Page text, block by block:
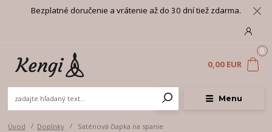
Bezplatné doručenie a vrátenie až do 30 dní tiež zdarma.
Menu
0
0,00 EUR
Úvod Doplnky Saténová čiapka na spanie